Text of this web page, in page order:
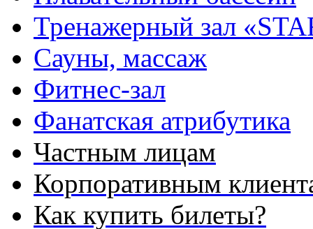
Тренажерный зал
Сауны, массаж
Фитнес-зал
Фанатская атрибутика
Частным лицам
Корпоративным
Как купить билеты?